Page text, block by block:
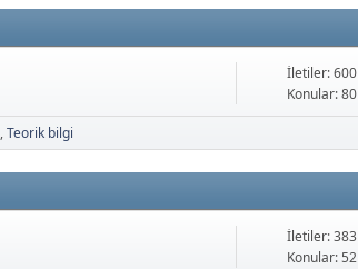
İletiler: 600
Konular: 80
Teorik bilgi
İletiler: 383
Konular: 52